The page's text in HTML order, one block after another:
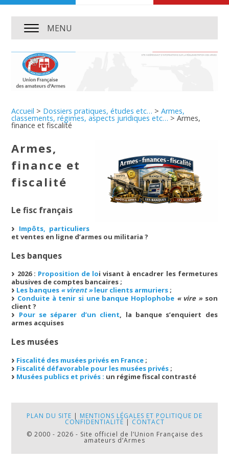
MENU
Accueil > Dossiers pratiques, études etc… >Armes,
classements, régimes, aspects juridiques etc… >Armes,
finance et fiscalité
Armes,
finance et
fiscalité
Le fisc français
Impôts, particuliers
et ventes en ligne d’armes ou militaria ?
Les banques
2026 : Proposition de loi visant à encadrer les fermetures
abusives de comptes bancaires ;
Les banques « virent »leur clients armuriers ;
Conduite à tenir si une banque Hoplophobe « vire »son
client ?
Pour se séparer d’un client, la banque s’enquiert des
armes acquises
Les musées
Fiscalité des musées privés en France ;
Fiscalité défavorable pour les musées privés ;
Musées publics et privés : un régime fiscal contrasté
PLAN DU SITE | MENTIONS LÉGALES ET POLITIQUE DE
CONFIDENTIALITÉ | CONTACT
© 2000 - 2026 - Site officiel de l’Union Française des
amateurs d’Armes